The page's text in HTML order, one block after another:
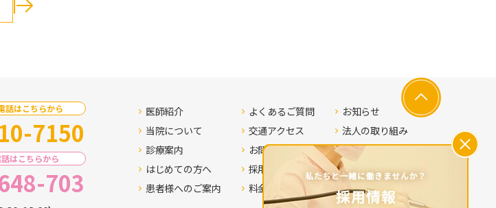
話はこちらから
7150
はこちらから
703
医師紹介
当院について
診療案内
はじめての方へ
患者様へのご案内
よくあるご質問
交通アクセス
お問い合わせ
採用情報
料金表
お知らせ
法人の取り組み
プライバシーポリシー
サイトマップ